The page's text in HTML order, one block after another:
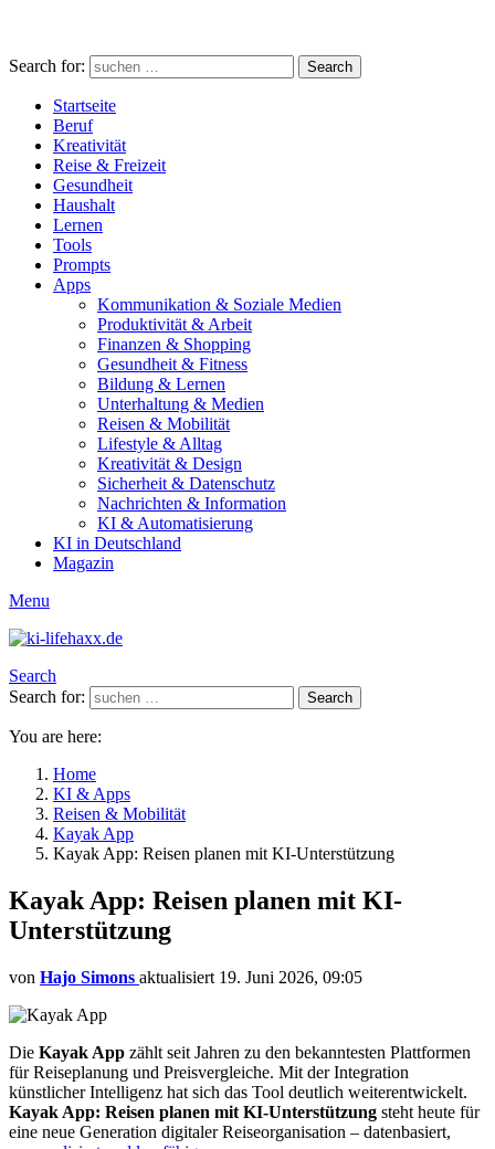
Search for: Search
Startseite
Beruf
Kreativität
Reise & Freizeit
Gesundheit
Haushalt
Lernen
Tools
Prompts
Apps
Kommunikation & Soziale Medien
Produktivität & Arbeit
Finanzen & Shopping
Gesundheit & Fitness
Bildung & Lernen
Unterhaltung & Medien
Reisen & Mobilität
Lifestyle & Alltag
Kreativität & Design
Sicherheit & Datenschutz
Nachrichten & Information
KI & Automatisierung
KI in Deutschland
Magazin
Menu
Search
Search for:
Search
You are here:
Home
KI & Apps
Reisen & Mobilität
Kayak App
Kayak App: Reisen planen mit KI-Unterstützung
Kayak App: Reisen planen mit KI-
Unterstützung
von Hajo Simons aktualisiert 19. Juni 2026, 09:05
Die Kayak App zählt seit Jahren zu den bekanntesten Plattformen
für Reiseplanung und Preisvergleiche. Mit der Integration
künstlicher Intelligenz hat sich das Tool deutlich weiterentwickelt.
Kayak App: Reisen planen mit KI-Unterstützung steht heute für
eine neue Generation digitaler Reiseorganisation – datenbasiert,